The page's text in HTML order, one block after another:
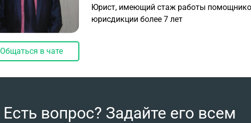
Общаться в чате
Юрист, имеющий стаж работы
юрисдикции более 7 лет
Есть вопрос? Задайте его всем